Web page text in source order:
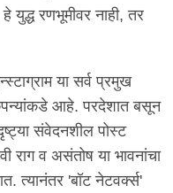
युद्ध रणभूमीवर नाही, तर
या सर्व प्रमुख
आहे. परदेशात बसून
संवेदनशील पोस्ट
राग व असंतोष या भावनांचा
त्यानंतर 'बॉट नेटवर्क्स'